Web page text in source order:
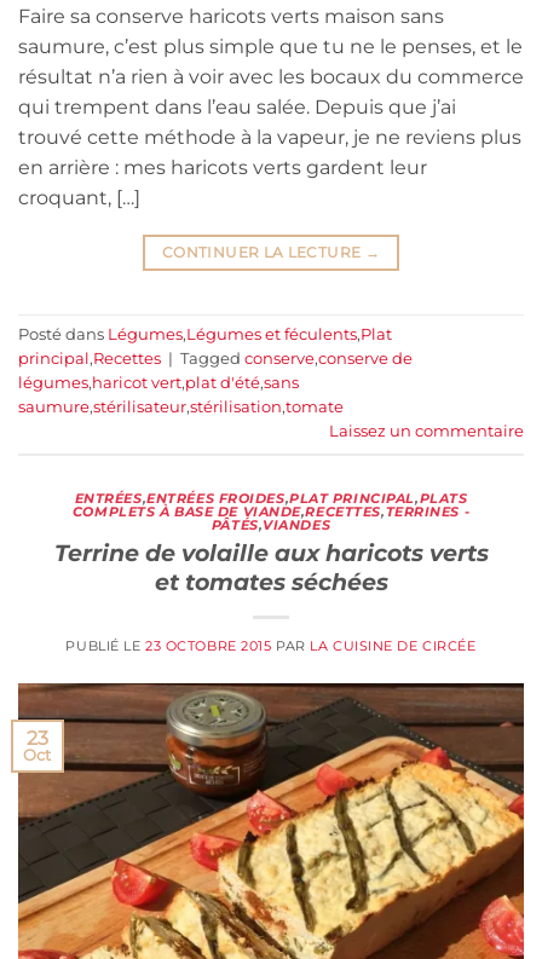
Faire sa conserve haricots verts maison sans
saumure, c’est plus simple que tu ne le penses, et le
résultat n’a rien à voir avec les bocaux du commerce
qui trempent dans l’eau salée. Depuis que j’ai
trouvé cette méthode à la vapeur, je ne reviens plus
en arrière : mes haricots verts gardent leur
croquant, […]
CONTINUER LA LECTURE →
Posté dans Légumes,Légumes et féculents,Plat
principal,Recettes | Tagged conserve,conserve de
légumes,haricot vert,plat d'été,sans
saumure,stérilisateur,stérilisation,tomate
Laissez un commentaire
ENTRÉES,ENTRÉES FROIDES,PLAT PRINCIPAL,PLATS
COMPLETS À BASE DE VIANDE,RECETTES,TERRINES -
PÂTÉS,VIANDES
Terrine de volaille aux haricots verts
et tomates séchées
PUBLIÉ LE23 OCTOBRE 2015 PAR LA CUISINE DE CIRCÉE
23
Oct